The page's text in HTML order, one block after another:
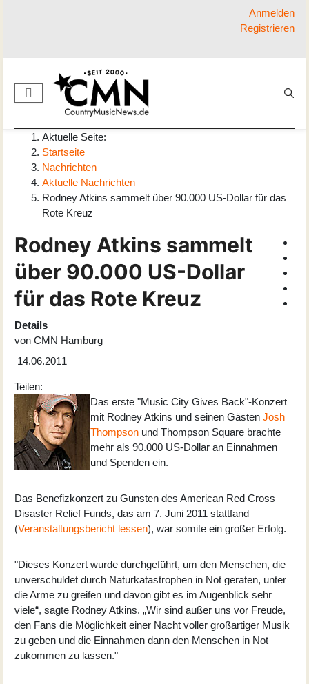
Anmelden
Registrieren
Aktuelle Seite:
Startseite
Nachrichten
Aktuelle Nachrichten
Rodney Atkins sammelt über 90.000 US-Dollar für das
Rote Kreuz
Rodney Atkins sammelt
über 90.000 US-Dollar
für das Rote Kreuz
Details
von CMN Hamburg
14.06.2011
Teilen:
Das erste "Music City Gives Back"-Konzert
mit Rodney Atkins und seinen Gästen Josh
Thompson und Thompson Square brachte
mehr als 90.000 US-Dollar an Einnahmen
und Spenden ein.
Das Benefizkonzert zu Gunsten des American Red Cross
Disaster Relief Funds, das am 7. Juni 2011 stattfand
(Veranstaltungsbericht lessen), war somite ein großer Erfolg.
"Dieses Konzert wurde durchgeführt, um den Menschen, die
unverschuldet durch Naturkatastrophen in Not geraten, unter
die Arme zu greifen und davon gibt es im Augenblick sehr
viele“, sagte Rodney Atkins. „Wir sind außer uns vor Freude,
den Fans die Möglichkeit einer Nacht voller großartiger Musik
zu geben und die Einnahmen dann den Menschen in Not
zukommen zu lassen."